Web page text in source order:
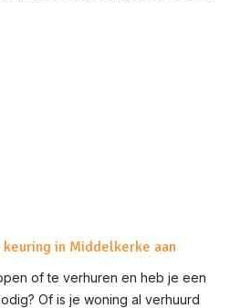
keuring in Middelkerke aan
of te verhuren en heb je een
Of is je woning al verhuurd